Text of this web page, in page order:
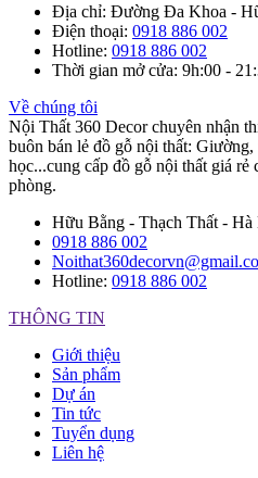
Địa chỉ: Đường Đa Khoa -
Điện thoại: 0918 886 002
Hotline: 0918 886 002
Thời gian mở cửa: 9h:00 -
Về chúng tôi
Nội Thất 360 Decor chuyên nhận
buôn bán lẻ đồ gỗ nội thất: Giường,
học...cung cấp đồ gỗ nội thất giá rẻ
phòng.
Hữu Bằng - Thạch Thất - Hà
0918 886 002
Hotline: 0918 886 002
THÔNG TIN
Giới thiệu
Sản phẩm
Dự án
Tin tức
Tuyển dụng
Liên hệ